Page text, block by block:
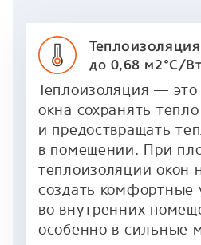
до 0,68 м2°C/Вт
Теплоизоляция — это
окна сохранять тепло
и предоствращать
в помещении. При
теплоизоляции окон
создать комфортные
во внутренних
особенно в сильные